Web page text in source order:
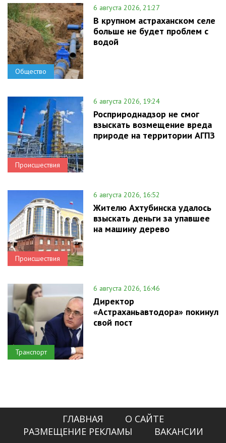
Общество
6 августа 2026, 21:27
В крупном астраханском селе
больше не будет проблем с
водой
Происшествия
6 августа 2026, 19:24
Росприроднадзор не смог
взыскать возмещение вреда
природе на территории АГПЗ
Происшествия
6 августа 2026, 16:52
Жителю Ахтубинска удалось
взыскать деньги за упавшее
на машину дерево
Транспорт
6 августа 2026, 16:46
Директор
«Астраханьавтодора» покинул
свой пост
ГЛАВНАЯ
О САЙТЕ
РАЗМЕЩЕНИЕ РЕКЛАМЫ
ВАКАНСИИ